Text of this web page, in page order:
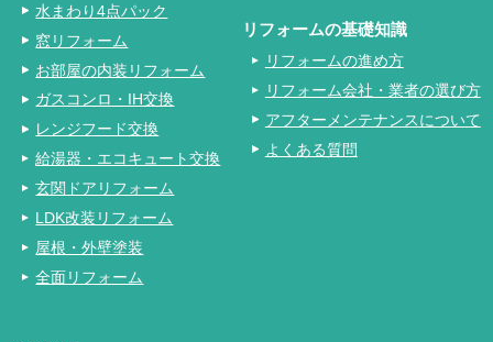
水まわり4点パック
窓リフォーム
お部屋の内装リフォーム
ガスコンロ・IH交換
レンジフード交換
給湯器・エコキュート交換
玄関ドアリフォーム
LDK改装リフォーム
屋根・外壁塗装
全面リフォーム
リフォームの基礎知識
リフォームの進め方
リフォーム会社・業者の選び方
アフターメンテナンスについて
よくある質問